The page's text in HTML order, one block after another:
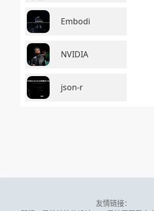
Embodi
NVIDIA
json-r
友情链接：